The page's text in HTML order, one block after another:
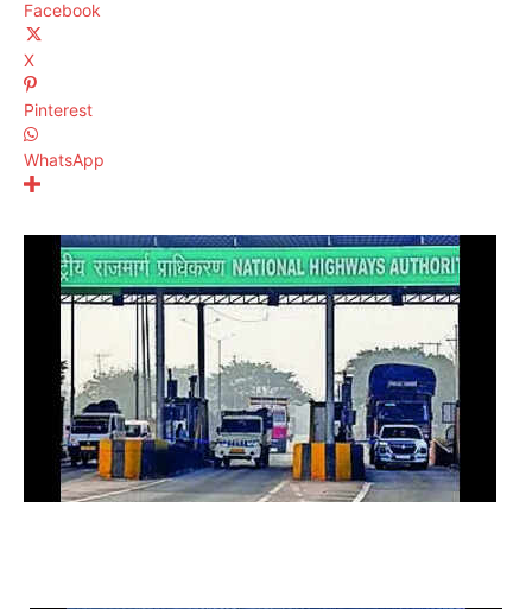
Facebook
X
Pinterest
WhatsApp